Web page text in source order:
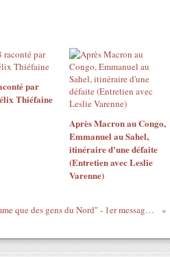
par
Thiéfaine
Après Macron au Congo,
Emmanuel au Sahel,
itinéraire d'une défaite
(Entretien avec Leslie
Varenne)
"Ouattara ne nomme que des gens du Nord" - 1er message public officiel de Charles Blé Goudé - 16 juillet 2011 - Paris